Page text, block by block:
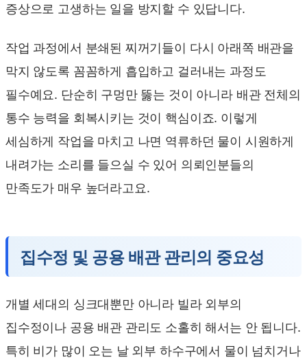
증상으로 고생하는 일을 방지할 수 있답니다.
작업 과정에서 분쇄된 찌꺼기들이 다시 아래쪽 배관을
막지 않도록 꼼꼼하게 흡입하고 걸러내는 과정도
필수예요. 단순히 구멍만 뚫는 것이 아니라 배관 전체의
통수 능력을 회복시키는 것이 핵심이죠. 이렇게
세심하게 작업을 마치고 나면 역류하던 물이 시원하게
내려가는 소리를 들으실 수 있어 의뢰인분들의
만족도가 매우 높더라고요.
집수정 및 공용 배관 관리의 중요성
개별 세대의 싱크대뿐만 아니라 빌라 외부의
집수정이나 공용 배관 관리도 소홀히 해서는 안 됩니다.
특히 비가 많이 오는 날 외부 하수구에서 물이 넘치거나